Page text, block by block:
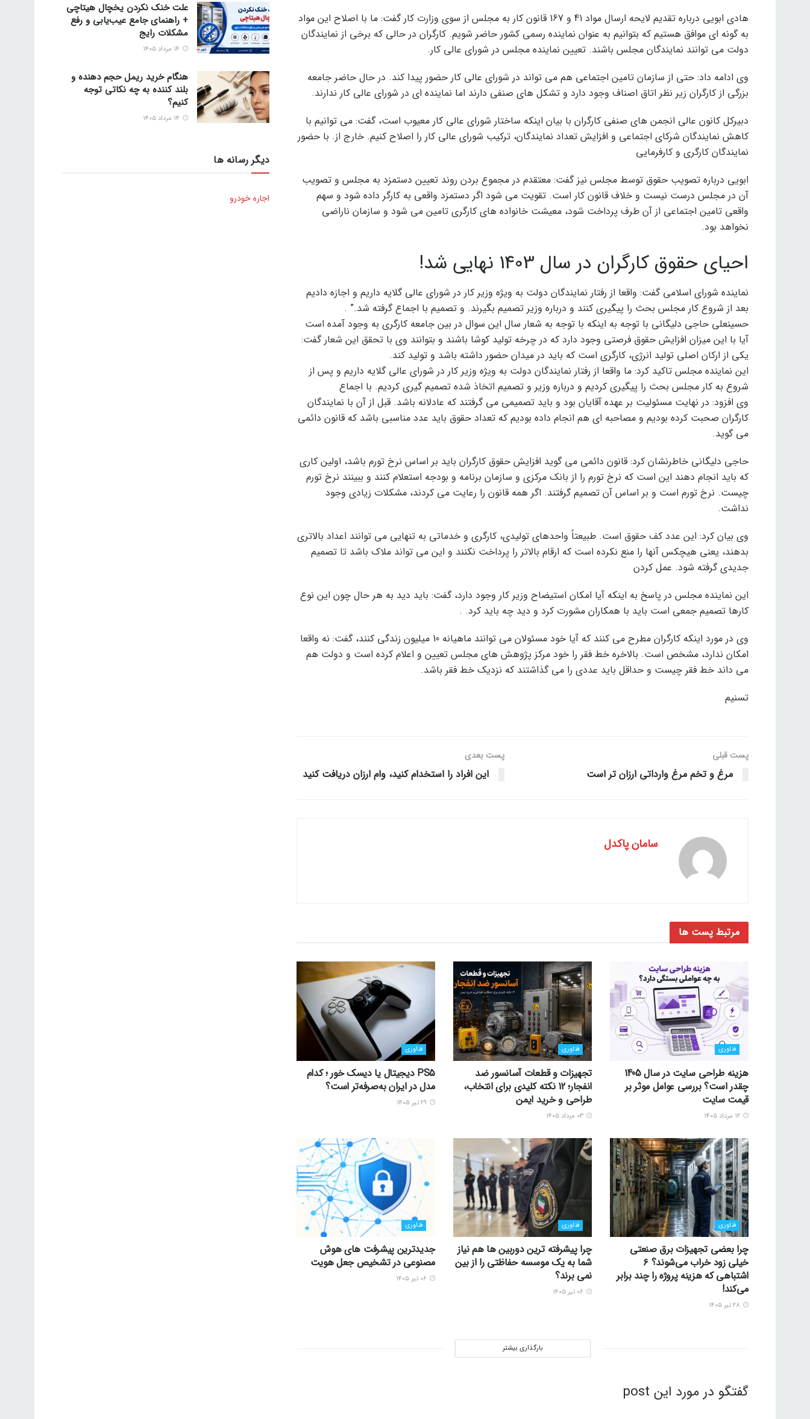
هادی ابویی درباره تقدیم لایحه ارسال مواد 41 و 167 قانون کار به مجلس از سوی وزارت کار گفت: ما با اصلاح این مواد
به گونه ای موافق هستیم که بتوانیم به عنوان نماینده رسمی کشور حاضر شویم. کارگران در حالی که برخی از نمایندگان
دولت می توانند نمایندگان مجلس باشند. تعیین نماینده مجلس در شورای عالی کار.
وی ادامه داد: حتی از سازمان تامین اجتماعی هم می تواند در شورای عالی کار حضور پیدا کند. در حال حاضر جامعه
بزرگی از کارگران زیر نظر اتاق اصناف وجود دارد و تشکل های صنفی دارند اما نماینده ای در شورای عالی کار ندارند.
دبیرکل کانون عالی انجمن های صنفی کارگران با بیان اینکه ساختار شورای عالی کار معیوب است، گفت: می توانیم با
کاهش نمایندگان شرکای اجتماعی و افزایش تعداد نمایندگان، ترکیب شورای عالی کار را اصلاح کنیم. خارج از. با حضور
نمایندگان کارگری و کارفرمایی
ابویی درباره تصویب حقوق توسط مجلس نیز گفت: معتقدم در مجموع بردن روند تعیین دستمزد به مجلس و تصویب
آن در مجلس درست نیست و خلاف قانون کار است. تقویت می شود اگر دستمزد واقعی به کارگر داده شود و سهم
واقعی تامین اجتماعی از آن طرف پرداخت شود، معیشت خانواده های کارگری تامین می شود و سازمان ناراضی
نخواهد بود.
احیای حقوق کارگران در سال 1403 نهایی شد!
نماینده شورای اسلامی گفت: واقعا از رفتار نمایندگان دولت به ویژه وزیر کار در شورای عالی گلایه داریم و اجازه دادیم
بعد از شروع کار مجلس بحث را پیگیری کنند و درباره وزیر تصمیم بگیرند. و تصمیم با اجماع گرفته شد.” .
حسینعلی حاجی دلیگانی با توجه به اینکه با توجه به شعار سال این سوال در بین جامعه کارگری به وجود آمده است
آیا با این میزان افزایش حقوق فرصتی وجود دارد که در چرخه تولید کوشا باشند و بتوانند وی با تحقق این شعار گفت:
یکی از ارکان اصلی تولید انرژی، کارگری است که باید در میدان حضور داشته باشد و تولید کند.
این نماینده مجلس تاکید کرد: ما واقعا از رفتار نمایندگان دولت به ویژه وزیر کار در شورای عالی گلایه داریم و پس از
شروع به کار مجلس بحث را پیگیری کردیم و درباره وزیر و تصمیم اتخاذ شده تصمیم گیری کردیم. با اجماع
وی افزود: در نهایت مسئولیت بر عهده آقایان بود و باید تصمیمی می گرفتند که عادلانه باشد. قبل از آن با نمایندگان
کارگران صحبت کرده بودیم و مصاحبه ای هم انجام داده بودیم که تعداد حقوق باید عدد مناسبی باشد که قانون دائمی
می گوید.
حاجی دلیگانی خاطرنشان کرد: قانون دائمی می گوید افزایش حقوق کارگران باید بر اساس نرخ تورم باشد، اولین کاری
که باید انجام دهند این است که نرخ تورم را از بانک مرکزی و سازمان برنامه و بودجه استعلام کنند و ببینند نرخ تورم
چیست. نرخ تورم است و بر اساس آن تصمیم گرفتند. اگر همه قانون را رعایت می کردند، مشکلات زیادی وجود
نداشت.
وی بیان کرد: این عدد کف حقوق است. طبیعتاً واحدهای تولیدی، کارگری و خدماتی به تنهایی می توانند اعداد بالاتری
بدهند، یعنی هیچکس آنها را منع نکرده است که ارقام بالاتر را پرداخت نکنند و این می تواند ملاک باشد تا تصمیم
جدیدی گرفته شود. عمل کردن
این نماینده مجلس در پاسخ به اینکه آیا امکان استیضاح وزیر کار وجود دارد، گفت: باید دید به هر حال چون این نوع
کارها تصمیم جمعی است باید با همکاران مشورت کرد و دید چه باید کرد. .
وی در مورد اینکه کارگران مطرح می کنند که آیا خود مسئولان می توانند ماهیانه 10 میلیون زندگی کنند، گفت: نه واقعا
امکان ندارد، مشخص است. بالاخره خط فقر را خود مرکز پژوهش های مجلس تعیین و اعلام کرده است و دولت هم
می داند خط فقر چیست و حداقل باید عددی را می گذاشتند که نزدیک خط فقر باشد.
تسنیم
پست قبلی
مرغ و تخم مرغ وارداتی ارزان تر است
پست‌ بعدی
این افراد را استخدام کنید، وام ارزان دریافت کنید
سامان پاکدل
مرتبط پست ها
فناوری
هزینه طراحی سایت در سال 1405
چقدر است؟ بررسی عوامل موثر بر
قیمت سایت
فناوری
تجهیزات و قطعات آسانسور ضد
انفجار؛ 12 نکته کلیدی برای انتخاب،
طراحی و خرید ایمن
فناوری
PS5 دیجیتال یا دیسک خور ؛ کدام
مدل در ایران به‌صرفه‌تر است؟
فناوری
چرا بعضی تجهیزات برق صنعتی
خیلی زود خراب می‌شوند؟ ۶
اشتباهی که هزینه پروژه را چند برابر
می‌کند!
فناوری
چرا پیشرفته ترین دوربین ها هم نیاز
شما به یک موسسه حفاظتی را از بین
نمی برند؟
فناوری
جدیدترین پیشرفت های هوش
مصنوعی در تشخیص جعل هویت
بارگذاری بیشتر
گفتگو در مورد این post
علت خنک نکردن یخچال هیتاچی
+ راهنمای جامع عیب‌یابی و رفع
مشکلات رایج
هنگام خرید ریمل حجم دهنده و
بلند کننده به چه نکاتی توجه
کنیم؟
دیگر رسانه ها
اجاره خودرو